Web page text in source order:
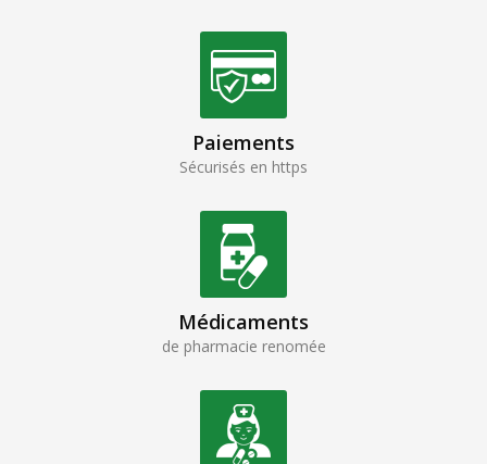
Paiements
Sécurisés en https
Médicaments
de pharmacie renomée